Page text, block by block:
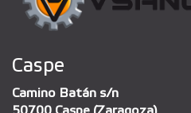
Caspe
Camino Batán s/n